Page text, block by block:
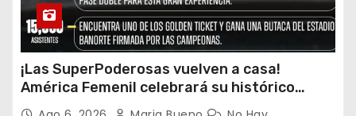
¡Las SuperPoderosas vuelven a casa!
América Femenil celebrará su histórico
triplete con una auténtica fiesta ante Cruz